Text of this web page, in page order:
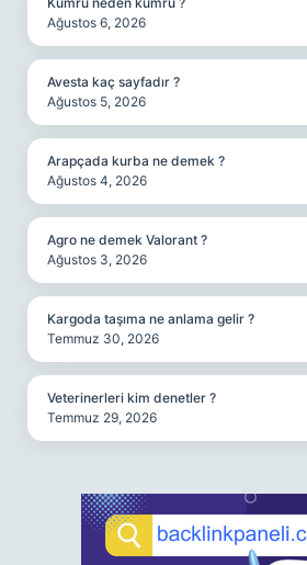
Ağustos 6, 2026
Avesta kaç sayfadır ?
Ağustos 5, 2026
Arapçada kurba ne demek ?
Ağustos 4, 2026
Agro ne demek Valorant ?
Ağustos 3, 2026
Kargoda taşıma ne anlama gelir ?
Temmuz 30, 2026
Veterinerleri kim denetler ?
Temmuz 29, 2026